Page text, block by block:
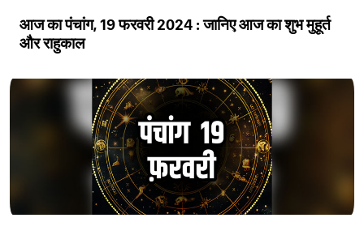
आज का पंचांग, 19 फरवरी 2024 : जानिए आज का शुभ मुहूर्त
और राहुकाल